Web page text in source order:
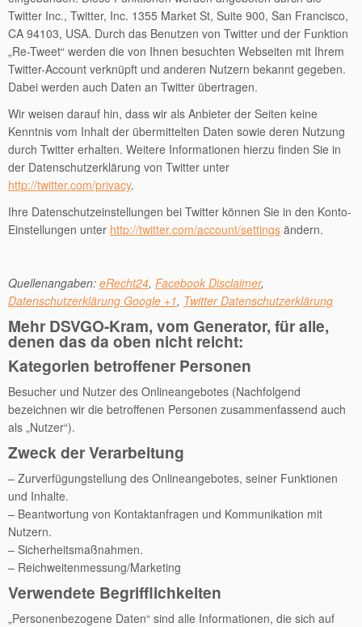
Twitter Inc., Twitter, Inc. 1355 Market St, Suite 900, San Francisco,
CA 94103, USA. Durch das Benutzen von Twitter und der Funktion
„Re-Tweet“ werden die von Ihnen besuchten Webseiten mit Ihrem
Twitter-Account verknüpft und anderen Nutzern bekannt gegeben.
Dabei werden auch Daten an Twitter übertragen.
Wir weisen darauf hin, dass wir als Anbieter der Seiten keine
Kenntnis vom Inhalt der übermittelten Daten sowie deren Nutzung
durch Twitter erhalten. Weitere Informationen hierzu finden Sie in
der Datenschutzerklärung von Twitter unter
http://twitter.com/privacy.
Ihre Datenschutzeinstellungen bei Twitter können Sie in den Konto-
Einstellungen unter http://twitter.com/account/settings ändern.
Quellenangaben: eRecht24, Facebook Disclaimer,
Datenschutzerklärung Google +1, Twitter Datenschutzerklärung
Mehr DSVGO-Kram, vom Generator, für alle,
denen das da oben nicht reicht:
Kategorien betroffener Personen
Besucher und Nutzer des Onlineangebotes (Nachfolgend
bezeichnen wir die betroffenen Personen zusammenfassend auch
als „Nutzer“).
Zweck der Verarbeitung
– Zurverfügungstellung des Onlineangebotes, seiner Funktionen
und Inhalte.
– Beantwortung von Kontaktanfragen und Kommunikation mit
Nutzern.
– Sicherheitsmaßnahmen.
– Reichweitenmessung/Marketing
Verwendete Begrifflichkeiten
„Personenbezogene Daten“ sind alle Informationen, die sich auf